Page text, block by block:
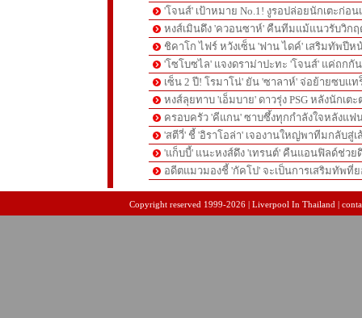
'โจนส์' เป้าหมาย No.1! งูรอปล่อยนักเตะก่อ
หงส์เมินดึง 'ควอนซาห์' คืนทีมแม้แนวรับวิก
ชิคาโก ไฟร์ หวังเซ็น 'ฟาน ไดค์' เสริมทัพปีห
'โซโบซไล' แจงดราม่าปะทะ 'โจนส์' แค่ถกกั
เซ็น 2 ปี! โรมาโน่' ยัน 'ซาลาห์' จ่อย้ายซบแ
หงส์ลุยทาบ 'เอ็มบาย' ดาวรุ่ง PSG หลังนักเต
ครอบครัว 'คีแกน' ซาบซึ้งทุกกำลังใจหลังแฟ
'สตีวี่' ชี้ 'อิราโอล่า' เจองานใหญ่พาทีมกลับสู่
'แก็บบี้' แนะหงส์ดึง 'เทรนต์' คืนแอนฟิลด์ช่วย
อดีตแมวมองชี้ 'กัคโป' จะเป็นการเสริมทัพที่
Copyright reserved 1999-2026 | Liverpool In Thailand |